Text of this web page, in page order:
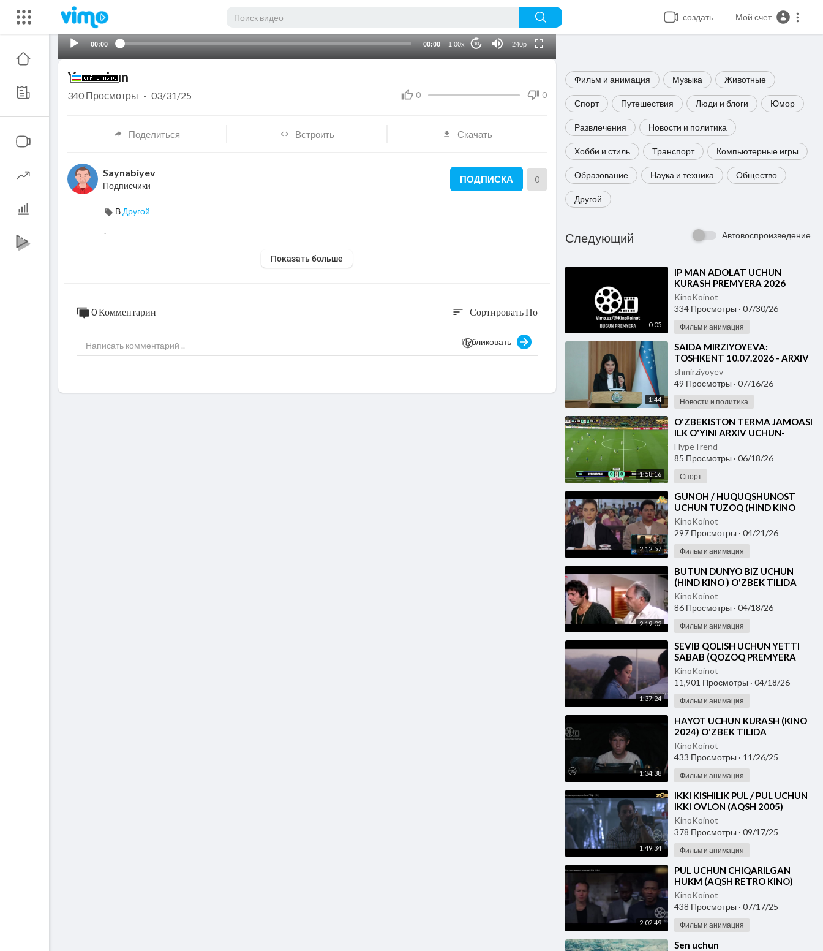
создать Мой счет
00:00 00:00 1.00x 10 240p
Фильм и анимация Музыка Животные
Спорт Путешествия Люди и блоги Юмор
Развлечения Новости и политика
Хобби и стиль Транспорт Компьютерные игры
Образование Наука и техника Общество
Другой
Следующий Автовоспроизведение
0:05
⁣IP MAN ADOLAT UCHUN
KURASH PREMYERA 2026
UZBEK TILIDA
KinoKoinot
334 Просмотры · 07/30/26
Фильм и анимация
1:44
⁣⁣SAIDA MIRZIYOYEVA:
TOSHKENT 10.07.2026 - ARXIV
UCHUN
shmirziyoyev
49 Просмотры · 07/16/26
Новости и политика
1:58:16
⁣O'ZBEKISTON TERMA JAMOASI
ILK O'YINI ARXIV UCHUN-
FUTBOOL BO'YICHA JAHON
CHEMPIONATI
HypeTrend
85 Просмотры · 06/18/26
Спорт
2:12:57
⁣GUNOH / HUQUQSHUNOST
UCHUN TUZOQ (HIND KINO
2001) UZBEK TILIDA
KinoKoinot
297 Просмотры · 04/21/26
Фильм и анимация
2:19:02
⁣BUTUN DUNYO BIZ UCHUN
(HIND KINO ) O'ZBEK TILIDA
KinoKoinot
86 Просмотры · 04/18/26
Фильм и анимация
1:37:24
⁣SEVIB QOLISH UCHUN YETTI
SABAB (QOZOQ PREMYERA
2026) O'ZBEK TILIDA
KinoKoinot
11,901 Просмотры · 04/18/26
Фильм и анимация
1:34:38
⁣HAYOT UCHUN KURASH (KINO
2024) O'ZBEK TILIDA
KinoKoinot
433 Просмотры · 11/26/25
Фильм и анимация
1:49:34
⁣IKKI KISHILIK PUL / PUL UCHUN
IKKI OVLON (AQSH 2005)
UZBEK TILIDA
KinoKoinot
378 Просмотры · 09/17/25
Фильм и анимация
2:02:49
⁣PUL UCHUN CHIQARILGAN
HUKM (AQSH RETRO KINO)
UZBEK TILIDA
KinoKoinot
438 Просмотры · 07/17/25
Фильм и анимация
⁣Sen uchun
Yuz uchun
0 0
340 Просмотры · 03/31/25
Поделиться Встроить Скачать
Saynabiyev
Подписчики
ПОДПИСКА 0
В Другой
.
Показать больше
0 Комментарии sort Сортировать По
Публиковать